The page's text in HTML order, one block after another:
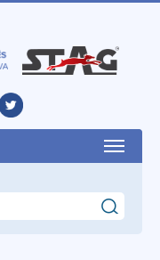
search